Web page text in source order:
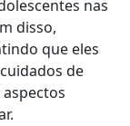
nas
disso,
que eles
de